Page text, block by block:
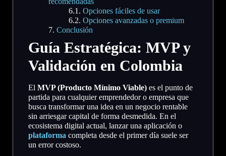
Opciones fáciles de usar
Opciones avanzadas o premium
Conclusión
Guía Estratégica: MVP y
Validación en Colombia
El MVP (Producto Mínimo Viable) es el punto de
partida para cualquier emprendedor o empresa que
busca transformar una idea en un negocio rentable
sin arriesgar capital de forma desmedida. En el
ecosistema digital actual, lanzar una aplicación o
plataforma completa desde el primer día suele ser
un error costoso.